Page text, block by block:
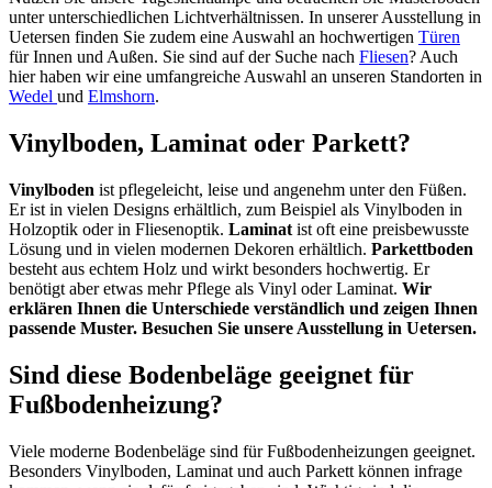
unter unterschiedlichen Lichtverhältnissen. In unserer Ausstellung in
Uetersen finden Sie zudem eine Auswahl an hochwertigen Türen
für Innen und Außen. Sie sind auf der Suche nach Fliesen? Auch
hier haben wir eine umfangreiche Auswahl an unseren Standorten in
Wedel und Elmshorn.
Vinylboden, Laminat oder Parkett?
Vinylboden ist pflegeleicht, leise und angenehm unter den Füßen.
Er ist in vielen Designs erhältlich, zum Beispiel als Vinylboden in
Holzoptik oder in Fliesenoptik. Laminat ist oft eine preisbewusste
Lösung und in vielen modernen Dekoren erhältlich. Parkettboden
besteht aus echtem Holz und wirkt besonders hochwertig. Er
benötigt aber etwas mehr Pflege als Vinyl oder Laminat. Wir
erklären Ihnen die Unterschiede verständlich und zeigen Ihnen
passende Muster. Besuchen Sie unsere Ausstellung in Uetersen.
Sind diese Bodenbeläge geeignet für
Fußbodenheizung?
Viele moderne Bodenbeläge sind für Fußbodenheizungen geeignet.
Besonders Vinylboden, Laminat und auch Parkett können infrage